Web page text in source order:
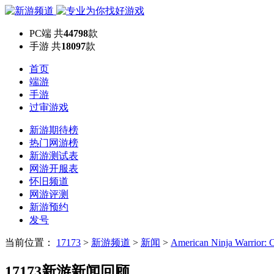
PC端 共44798款
手游 共18097款
首页
端游
手游
过审游戏
新游期待榜
热门网游榜
新游测试表
网游开服表
怀旧频道
网游评测
新游预约
发号
当前位置： 17173 > 新游频道 > 新闻 > American Ninja Warrior: